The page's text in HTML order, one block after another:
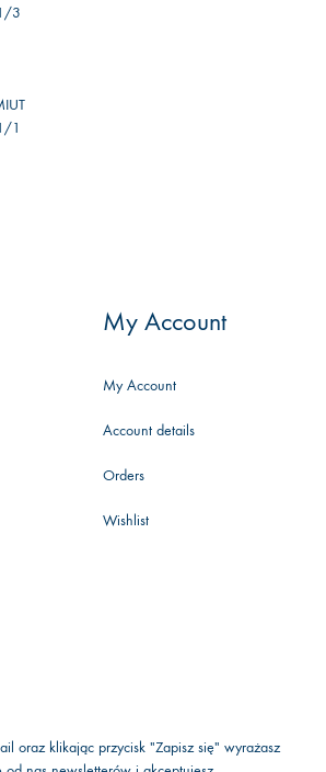
3
1
My Account
My Account
Account details
Orders
Wishlist
oraz klikając przycisk "Zapisz się" wyrażasz